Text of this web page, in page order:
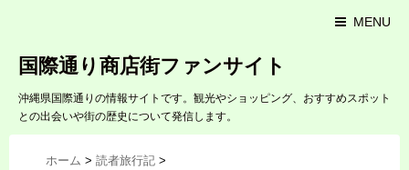
MENU
国際通り商店街ファンサイト
沖縄県国際通りの情報サイトです。観光やショッピング、おすすめスポット
との出会いや街の歴史について発信します。
ホーム > 読者旅行記 >